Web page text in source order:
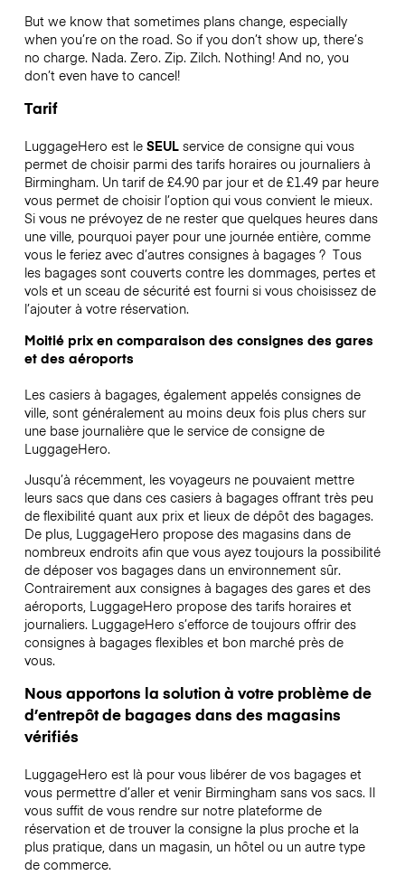
But we know that sometimes plans change, especially
when you’re on the road. So if you don’t show up, there’s
no charge. Nada. Zero. Zip. Zilch. Nothing! And no, you
don’t even have to cancel!
Tarif
LuggageHero est le SEULservice de consigne qui vous
permet de choisir parmi des tarifs horaires ou journaliers à
Birmingham. Un tarif de £4.90 par jour et de £1.49 par heure
vous permet de choisir l’option qui vous convient le mieux.
Si vous ne prévoyez de ne rester que quelques heures dans
une ville, pourquoi payer pour une journée entière, comme
vous le feriez avec d’autres consignes à bagages ? Tous
les bagages sont couverts contre les dommages, pertes et
vols et un sceau de sécurité est fourni si vous choisissez de
l’ajouter à votre réservation.
Moitié prix en comparaison des consignes des gares
et des aéroports
Les casiers à bagages, également appelés consignes de
ville, sont généralement au moins deux fois plus chers sur
une base journalière que le service de consigne de
LuggageHero.
Jusqu’à récemment, les voyageurs ne pouvaient mettre
leurs sacs que dans ces casiers à bagages offrant très peu
de flexibilité quant aux prix et lieux de dépôt des bagages.
De plus, LuggageHero propose des magasins dans de
nombreux endroits afin que vous ayez toujours la possibilité
de déposer vos bagages dans un environnement sûr.
Contrairement aux consignes à bagages des gares et des
aéroports, LuggageHero propose des tarifs horaires et
journaliers. LuggageHero s’efforce de toujours offrir des
consignes à bagages flexibles et bon marché près de
vous.
Nous apportons la solution à votre problème de
d’entrepôt de bagages dans des magasins
vérifiés
LuggageHero est là pour vous libérer de vos bagages et
vous permettre d’aller et venir Birmingham sans vos sacs. Il
vous suffit de vous rendre sur notre plateforme de
réservation et de trouver la consigne la plus proche et la
plus pratique, dans un magasin, un hôtel ou un autre type
de commerce.